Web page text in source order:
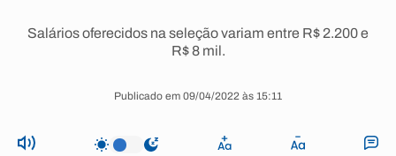
Salários oferecidos na seleção variam entre R$ 2.200 e
R$ 8 mil.
Publicado em 09/04/2022 às 15:11